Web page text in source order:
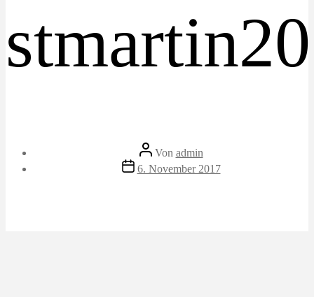
Beitragsautor
Von admin
Veröffentlichungsdatum
6. November 2017